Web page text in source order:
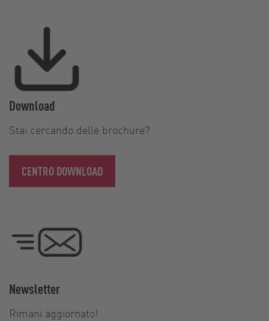
Download
Stai cercando delle brochure?
CENTRO DOWNLOAD
Newsletter
Rimani aggiornato!